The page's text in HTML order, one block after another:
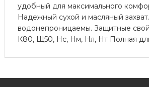
удобный для максимального
Надежный сухой и масляный
водонепроницаемы. Защитные
К80, Щ50, Нс, Нм, Нл, Нт Полная